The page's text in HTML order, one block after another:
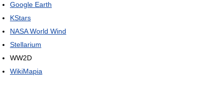
Google Earth
KStars
NASA World Wind
Stellarium
WW2D
WikiMapia